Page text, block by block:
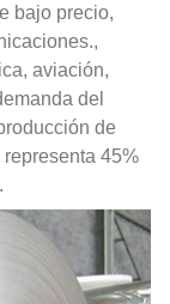
bajo precio,
aviación,
del
de
45%